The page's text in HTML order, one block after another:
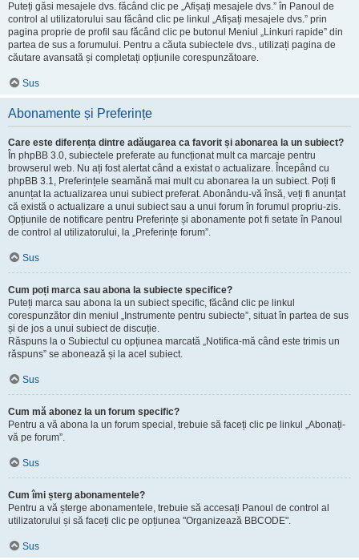
Puteți găsi mesajele dvs. făcând clic pe „Afișați mesajele dvs.” în Panoul de
control al utilizatorului sau făcând clic pe linkul „Afișați mesajele dvs.” prin
pagina proprie de profil sau făcând clic pe butonul Meniul „Linkuri rapide” din
partea de sus a forumului. Pentru a căuta subiectele dvs., utilizați pagina de
căutare avansată și completați opțiunile corespunzătoare.
Sus
Abonamente și Preferințe
Care este diferența dintre adăugarea ca favorit și abonarea la un subiect?
În phpBB 3.0, subiectele preferate au funcționat mult ca marcaje pentru
browserul web. Nu ați fost alertat când a existat o actualizare. Începând cu
phpBB 3.1, Preferințele seamănă mai mult cu abonarea la un subiect. Poți fi
anunțat la actualizarea unui subiect preferat. Abonându-vă însă, veți fi anunțat
că există o actualizare a unui subiect sau a unui forum în forumul propriu-zis.
Opțiunile de notificare pentru Preferințe și abonamente pot fi setate în Panoul
de control al utilizatorului, la „Preferințe forum”.
Sus
Cum poți marca sau abona la subiecte specifice?
Puteți marca sau abona la un subiect specific, făcând clic pe linkul
corespunzător din meniul „Instrumente pentru subiecte”, situat în partea de sus
și de jos a unui subiect de discuție.
Răspuns la o Subiectul cu opțiunea marcată „Notifica-mă când este trimis un
răspuns” se abonează și la acel subiect.
Sus
Cum mă abonez la un forum specific?
Pentru a vă abona la un forum special, trebuie să faceți clic pe linkul „Abonați-
vă pe forum”.
Sus
Cum îmi șterg abonamentele?
Pentru a vă șterge abonamentele, trebuie să accesați Panoul de control al
utilizatorului și să faceți clic pe opțiunea "Organizează BBCODE".
Sus